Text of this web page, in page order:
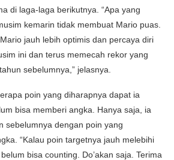
di laga-laga berikutnya. “Apa yang
kemarin tidak membuat Mario puas.
jauh lebih optimis dan percaya diri
ini dan terus memecah rekor yang
sebelumnya,” jelasnya.
poin yang diharapnya dapat ia
bisa memberi angka. Hanya saja, ia
sebelumnya dengan poin yang
“Kalau poin targetnya jauh melebihi
bisa counting. Do’akan saja. Terima